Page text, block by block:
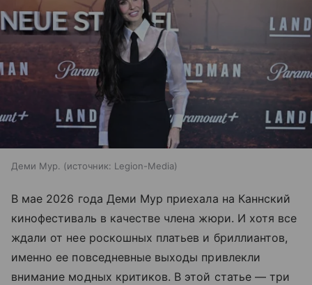
Деми Мур. источник: Legion-Media
В мае 2026 года Деми Мур приехала на Каннский
кинофестиваль в качестве члена жюри. И хотя все
ждали от нее роскошных платьев и бриллиантов,
именно ее повседневные выходы привлекли
внимание модных критиков. В этой статье — три